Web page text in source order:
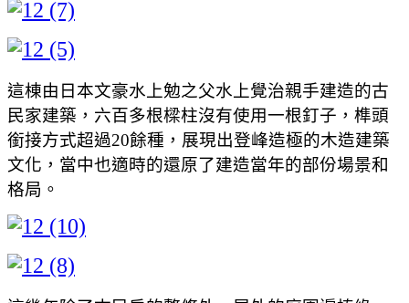
這棟由日本文豪水上勉之父水上覺治親手建造的古
民家建築，六百多根樑柱沒有使用一根釘子，榫頭
銜接方式超過20餘種，展現出登峰造極的木造建築
文化，當中也適時的還原了建造當年的部份場景和
格局。